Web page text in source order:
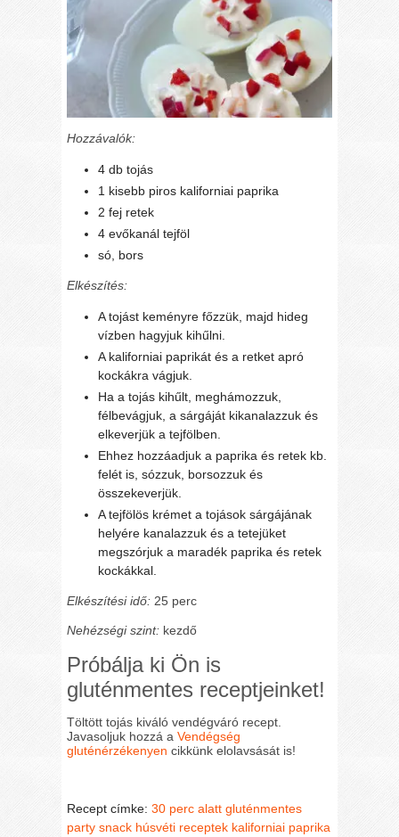
Hozzávalók:
4 db tojás
1 kisebb piros kaliforniai paprika
2 fej retek
4 evőkanál tejföl
só, bors
Elkészítés:
A tojást keményre főzzük, majd hideg
vízben hagyjuk kihűlni.
A kaliforniai paprikát és a retket apró
kockákra vágjuk.
Ha a tojás kihűlt, meghámozzuk,
félbevágjuk, a sárgáját kikanalazzuk és
elkeverjük a tejfölben.
Ehhez hozzáadjuk a paprika és retek kb.
felét is, sózzuk, borsozzuk és
összekeverjük.
A tejfölös krémet a tojások sárgájának
helyére kanalazzuk és a tetejüket
megszórjuk a maradék paprika és retek
kockákkal.
Elkészítési idő: 25 perc
Nehézségi szint: kezdő
Próbálja ki Ön is
gluténmentes receptjeinket!
Töltött tojás kiváló vendégváró recept.
Javasoljuk hozzá aVendégség
gluténérzékenyen cikkünk elolavsását is!
Recept címke:30 perc alatt gluténmentes
party snack húsvéti receptek kaliforniai paprika